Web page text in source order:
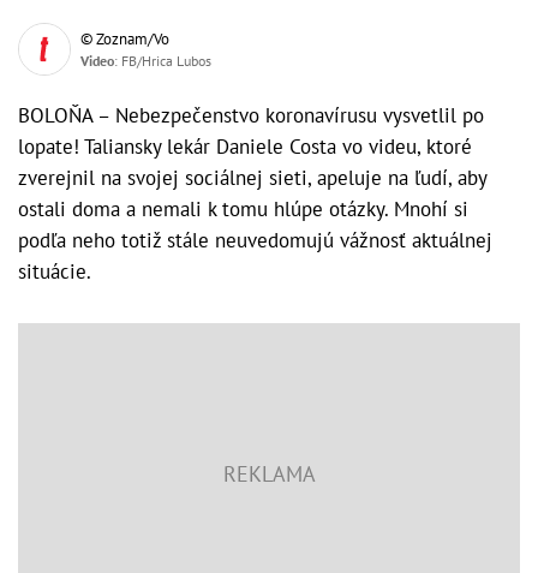
© Zoznam/Vo
Video: FB/Hrica Lubos
BOLOŇA – Nebezpečenstvo koronavírusu vysvetlil po
lopate! Taliansky lekár Daniele Costa vo videu, ktoré
zverejnil na svojej sociálnej sieti, apeluje na ľudí, aby
ostali doma a nemali k tomu hlúpe otázky. Mnohí si
podľa neho totiž stále neuvedomujú vážnosť aktuálnej
situácie.